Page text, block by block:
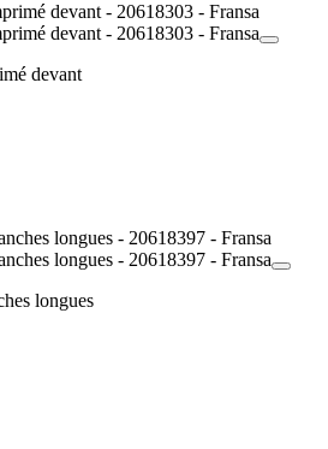
devant
longues